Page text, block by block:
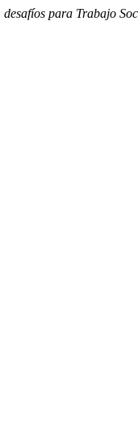
desafíos para Trabajo